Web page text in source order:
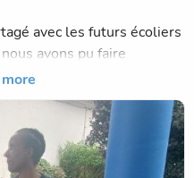
avec les futurs écoliers
avons pu faire
et convivial.
Nino, le petit lapin
tout au long de
centre de loisirs. À travers
rassurant pour les aider à